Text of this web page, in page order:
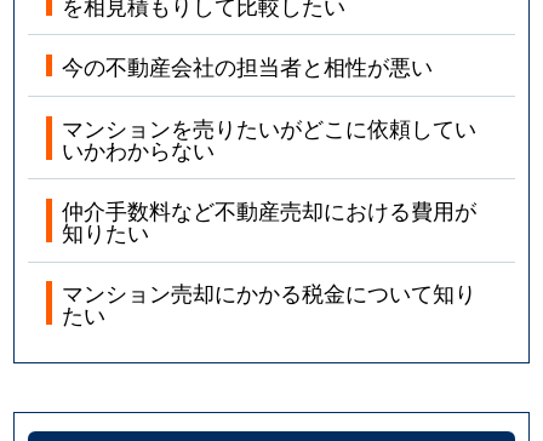
今の不動産会社の担当者と相性が悪い
マンションを売りたいがどこに依頼してい
いかわからない
仲介手数料など不動産売却における費用が
知りたい
マンション売却にかかる税金について知り
たい